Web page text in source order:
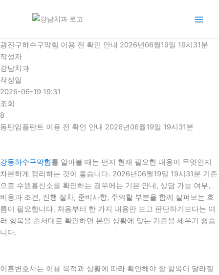
로
건
너
뛰
기
광진구하수구막힘 이용 전 확인 안내 2026년06월19일 19시31분
작성자
강남치과
작성일
2026-06-19 19:31
조회
8
동탄임플란트 이용 전 확인 안내 2026년06월19일 19시31분
강동하수구막힘를 알아볼 때는 먼저 현재 필요한 내용이 무엇인지
차분하게 정리하는 것이 좋습니다. 2026년06월19일 19시31분 기준
으로 수원흥신소를 확인하는 경우에는 기본 안내, 상담 가능 여부,
비용과 조건, 진행 절차, 준비사항, 주의할 부분을 함께 살펴보는 흐
름이 필요합니다. 처음부터 한 가지 내용만 보고 판단하기보다는 여
러 항목을 순서대로 확인하면 본인 상황에 맞는 기준을 세우기 쉽습
니다.
이혼변호사는 이용 목적과 상황에 따라 확인해야 할 항목이 달라질